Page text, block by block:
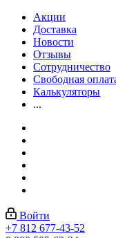
Акции
Доставка
Новости
Отзывы
Сотрудничество
Свободная
Калькуляторы
...
Войти
+7 812 677-43-52